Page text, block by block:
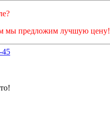
мы предложим лучшую цену!
45